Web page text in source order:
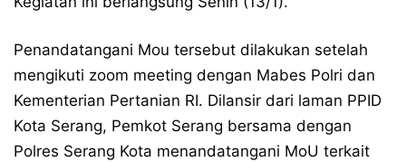
Penandatangani Mou tersebut dilakukan setelah
mengikuti zoom meeting dengan Mabes Polri dan
Kementerian Pertanian RI. Dilansir dari laman PPID
Kota Serang, Pemkot Serang bersama dengan
Polres Serang Kota menandatangani MoU terkait